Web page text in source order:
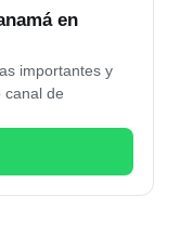
en
importantes y
canal de